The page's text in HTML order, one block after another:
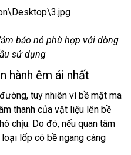
bảo nó phù hợp với dòng
sử dụng
hành êm ái nhất
tuy nhiên vì bề mặt ma
thanh của vật liệu lên bề
chịu. Do đó, nếu quan tâm
lốp có bề ngang càng